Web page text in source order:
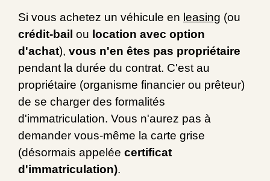
Si vous achetez un véhicule en leasing (ou
crédit-bail ou location avec option
d'achat), vous n'en êtes pas propriétaire
pendant la durée du contrat. C'est au
propriétaire (organisme financier ou prêteur)
de se charger des formalités
d'immatriculation. Vous n'aurez pas à
demander vous-même la carte grise
(désormais appelée certificat
d'immatriculation).